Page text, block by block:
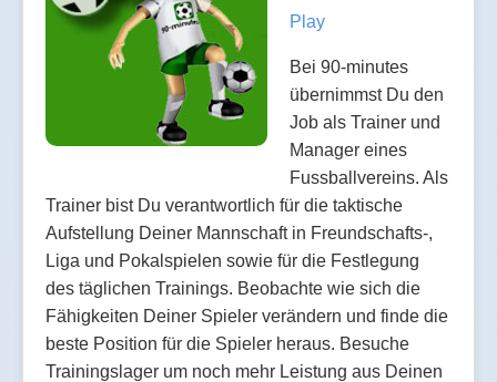
Play
Bei 90-minutes
übernimmst Du den
Job als Trainer und
Manager eines
Fussballvereins. Als
Trainer bist Du verantwortlich für die taktische
Aufstellung Deiner Mannschaft in Freundschafts-,
Liga und Pokalspielen sowie für die Festlegung
des täglichen Trainings. Beobachte wie sich die
Fähigkeiten Deiner Spieler verändern und finde die
beste Position für die Spieler heraus. Besuche
Trainingslager um noch mehr Leistung aus Deinen